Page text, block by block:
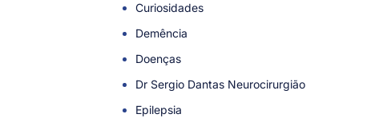
Curiosidades
Demência
Doenças
Dr Sergio Dantas Neurocirurgião
Epilepsia